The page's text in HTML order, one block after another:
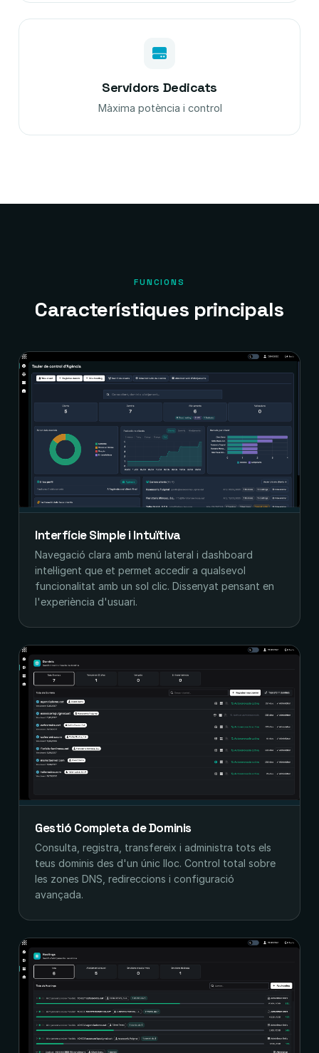
Servidors Dedicats
Màxima potència i control
FUNCIONS
Característiques principals
Interfície Simple i Intuïtiva
Navegació clara amb menú lateral i dashboard
intel·ligent que et permet accedir a qualsevol
funcionalitat amb un sol clic. Dissenyat pensant en
l'experiència d'usuari.
Gestió Completa de Dominis
Consulta, registra, transfereix i administra tots els
teus dominis des d'un únic lloc. Control total sobre
les zones DNS, redireccions i configuració
avançada.